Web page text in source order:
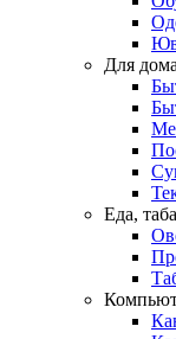
Для дома
Еда,